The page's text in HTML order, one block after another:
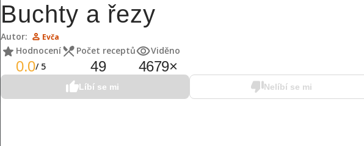
Buchty a řezy
Autor: Evča
Hodnocení
0.0/ 5
Počet receptů
49
Viděno
4679×
Líbí se mi Nelíbí se mi